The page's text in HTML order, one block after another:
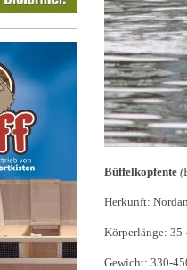
Büffelkopfente (
Herkunft:
Körperlänge :
Gewicht: 330-